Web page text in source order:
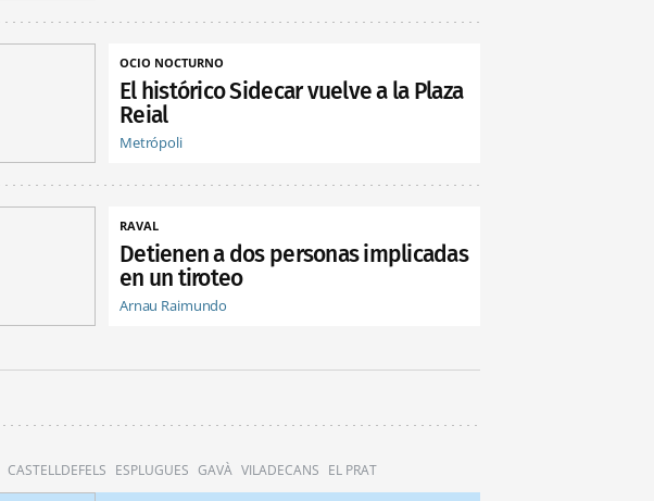
OCIO NOCTURNO
El histórico Sidecar vuelve a la Plaza
Reial
Metrópoli
RAVAL
Detienen a dos personas implicadas
en un tiroteo
Arnau Raimundo
CASTELLDEFELS ESPLUGUES GAVÀ VILADECANS EL PRAT